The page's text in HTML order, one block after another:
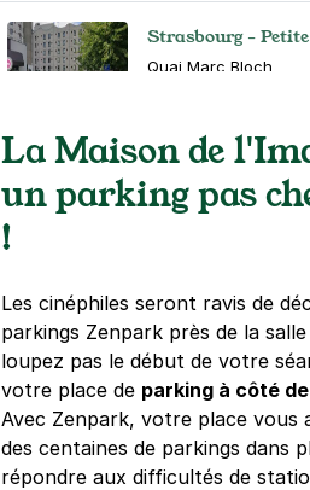
Strasbourg -
Quai Marc Bloch
2 €/heure,16 €/jour,78 €/semaine
Réserver
+ Abonnements disponibles
Strasbourg -
Marlenheim
10 rue de Marlenheim
67000
Strasbourg
(274 avis)
2 €/heure, 16 €/jour,78 €/semaine(tarifs
La Maison de
un parking pas
!
Les cinéphiles seront ravis de
parkings Zenpark près de la salle
loupez pas le début de votre
votre place de parking à côté
Avec Zenpark, votre place vous
des centaines de parkings dans
répondre aux difficultés de